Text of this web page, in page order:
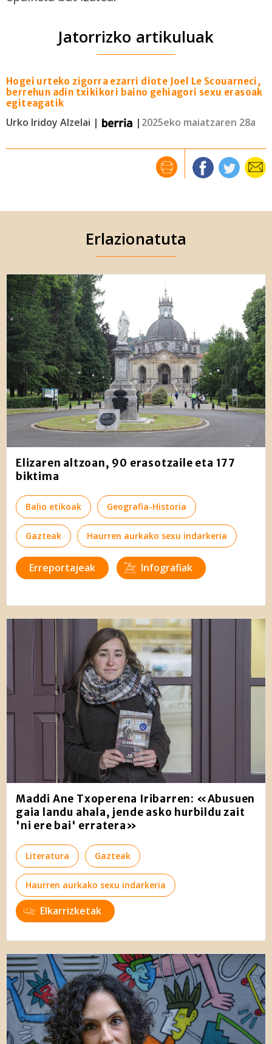
Jatorrizko artikuluak
Hogei urteko zigorra ezarri diote Joel Le Scouarneci,
berrehun adin txikikori baino gehiagori sexu erasoak
egiteagatik
Urko Iridoy Alzelai | | 2025eko maiatzaren 28a
Erlazionatuta
Elizaren altzoan, 90 erasotzaile eta 177
biktima
Balio etikoak Geografia-Historia
Gazteak Haurren aurkako sexu indarkeria
Erreportajeak Infografiak
Maddi Ane Txoperena Iribarren: «Abusuen
gaia landu ahala, jende asko hurbildu zait
'ni ere bai' erratera»
Literatura Gazteak
Haurren aurkako sexu indarkeria
Elkarrizketak